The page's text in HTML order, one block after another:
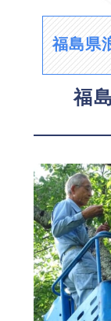
福島県
福